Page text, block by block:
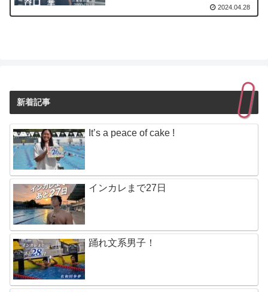
2024.04.28
新着記事
It’s a peace of cake !
インカレまで27日
踊れ文系男子！